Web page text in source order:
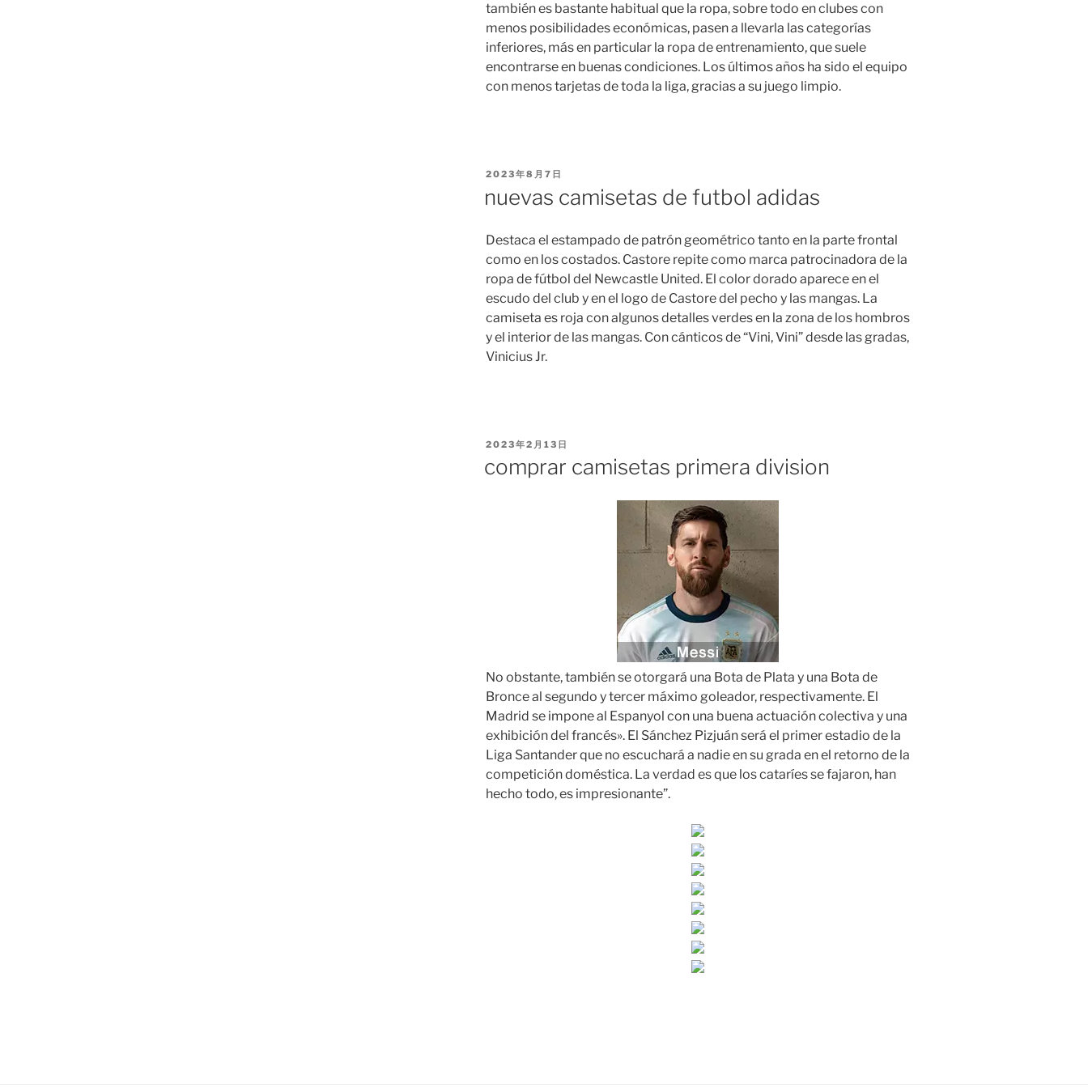
también es bastante habitual que la ropa, sobre todo en clubes con
menos posibilidades económicas, pasen a llevarla las categorías
inferiores, más en particular la ropa de entrenamiento, que suele
encontrarse en buenas condiciones. Los últimos años ha sido el equipo
con menos tarjetas de toda la liga, gracias a su juego limpio.
PUBLICADO
2023年8月7日
nuevas camisetas de futbol adidas
Destaca el estampado de patrón geométrico tanto en la parte frontal
como en los costados. Castore repite como marca patrocinadora de la
ropa de fútbol del Newcastle United. El color dorado aparece en el
escudo del club y en el logo de Castore del pecho y las mangas. La
camiseta es roja con algunos detalles verdes en la zona de los hombros
y el interior de las mangas. Con cánticos de “Vini, Vini” desde las gradas,
Vinicius Jr.
PUBLICADO
2023年2月13日
comprar camisetas primera division
No obstante, también se otorgará una Bota de Plata y una Bota de
Bronce al segundo y tercer máximo goleador, respectivamente. El
Madrid se impone al Espanyol con una buena actuación colectiva y una
exhibición del francés». El Sánchez Pizjuán será el primer estadio de la
Liga Santander que no escuchará a nadie en su grada en el retorno de la
competición doméstica. La verdad es que los cataríes se fajaron, han
hecho todo, es impresionante”.